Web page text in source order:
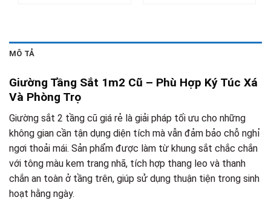
MÔ TẢ
Giường Tầng Sắt 1m2 Cũ – Phù Hợp Ký Túc Xá
Và Phòng Trọ
Giường sắt 2 tầng cũ giá rẻ là giải pháp tối ưu cho những
không gian cần tận dụng diện tích mà vẫn đảm bảo chỗ nghỉ
ngơi thoải mái. Sản phẩm được làm từ khung sắt chắc chắn
với tông màu kem trang nhã, tích hợp thang leo và thanh
chắn an toàn ở tầng trên, giúp sử dụng thuận tiện trong sinh
hoạt hằng ngày.